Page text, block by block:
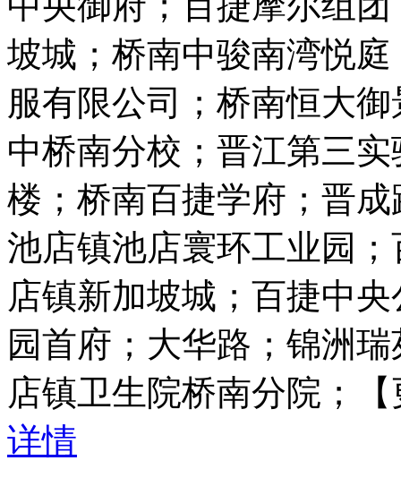
坡城；桥南中骏南湾悦
服有限公司；桥南恒大
中桥南分校；晋江第三
楼；桥南百捷学府；晋
池店镇池店寰环工业园
店镇新加坡城；百捷中
园首府；大华路；锦洲
店镇卫生院桥南分院；
详情